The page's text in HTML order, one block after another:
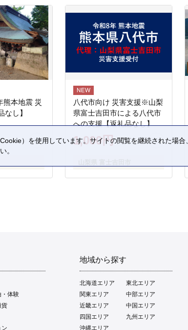
熊本地震 災
なし】
八代市向け 災害支援※山梨
県富士吉田市による八代市
への支援【返礼品なし】
1,000円
・体験
貨
ン
地域から探す
北海道エリア
東北エリア
関東エリア
中部エリア
近畿エリア
中国エリア
四国エリア
九州エリア
沖縄エリア
）を使用しています。サイトの閲覧を継続された場
。